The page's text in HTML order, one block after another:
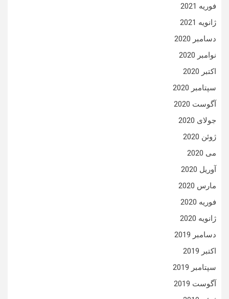
فوریه 2021
ژانویه 2021
دسامبر 2020
نوامبر 2020
اکتبر 2020
سپتامبر 2020
آگوست 2020
جولای 2020
ژوئن 2020
می 2020
آوریل 2020
مارس 2020
فوریه 2020
ژانویه 2020
دسامبر 2019
اکتبر 2019
سپتامبر 2019
آگوست 2019